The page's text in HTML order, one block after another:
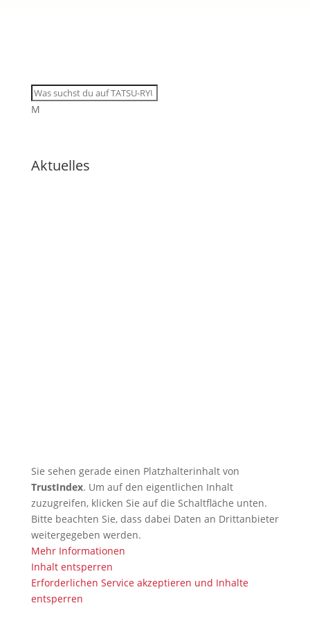
M
Aktuelles
Sie sehen gerade einen Platzhalterinhalt von
TrustIndex. Um auf den eigentlichen Inhalt
zuzugreifen, klicken Sie auf die Schaltfläche unten.
Bitte beachten Sie, dass dabei Daten an Drittanbieter
weitergegeben werden.
Mehr Informationen
Inhalt entsperren
Erforderlichen Service akzeptieren und Inhalte
entsperren